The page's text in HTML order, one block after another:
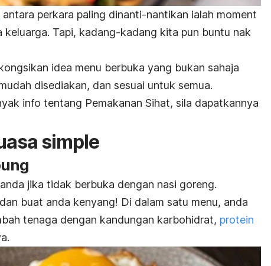
antara perkara paling dinanti-nantikan ialah moment
keluarga. Tapi, kadang-kadang kita pun buntu nak
idea menu berbuka yang bukan sahaja
disediakan, dan sesuai untuk semua.
info tentang Pemakanan Sihat, sila dapatkannya
simple
jika tidak berbuka dengan nasi goreng.
buat anda kenyang! Di dalam satu menu, anda
tenaga dengan kandungan karbohidrat, protein